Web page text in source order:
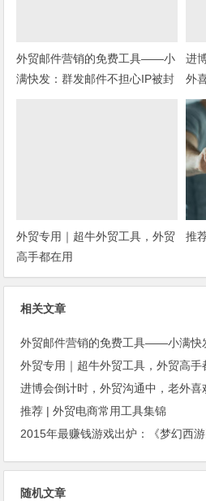
外贸邮件营销的免费工具——小
满快发：群发邮件不担心IP被封
进
外
种
外贸专用｜超牛外贸工具，外贸
高手都在用
推
相关文章
外贸专用｜超牛外贸工具，外贸高手
推荐 | 外贸电商常用工具集锦
随机文章